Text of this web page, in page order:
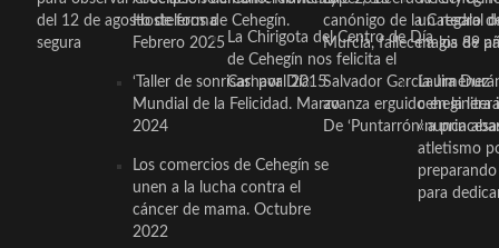
del 12 de agosto de forma
segura
Hosteleros de Cehegín.
Febrero 2025
‘Taller de sonrisas’ por Día
Mundial de la Felicidad. Marzo
2024
Los comercios de Cehegín se
unen a la lucha contra el
cáncer de mama. Octubre
2022
La Chirigota del Centro de Día
de Cehegín nos felicita el
Carnaval 2015
canónigo de la Catedral
Murcia, fallece a los 89
Salvador García Jiménez
avanza erguido en la
De ‘Puntarrón’ a
un regalo
magia de
Laura
ceheginera
«nunca
atletismo
para